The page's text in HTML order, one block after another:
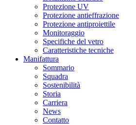
Protezione UV
Protezione antieffrazione
Protezione antiproiettile
Monitoraggio
Specifiche del vetro
Caratteristiche tecniche
Manifattura
Sommario
Squadra
Sostenibilità
Storia
Carriera
News
Contatto